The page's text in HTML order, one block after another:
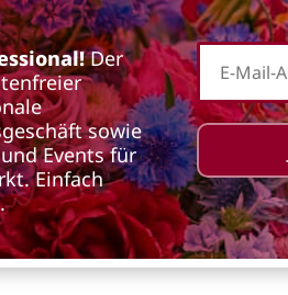
Der
sowie
Events für
Einfach